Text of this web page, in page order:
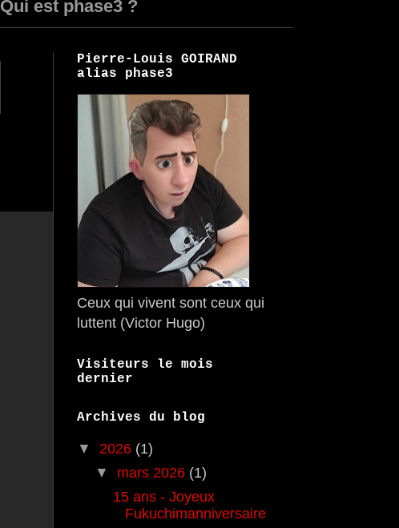
Qui est phase3 ?
Pierre-Louis GOIRAND
alias phase3
Ceux qui vivent sont ceux qui
luttent (Victor Hugo)
Visiteurs le mois
dernier
Archives du blog
▼ 2026 (1)
▼ mars 2026 (1)
15 ans - Joyeux
Fukuchimanniversaire